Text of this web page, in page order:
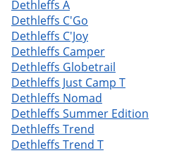
Dethleffs A
Dethleffs C'Go
Dethleffs C'Joy
Dethleffs Camper
Dethleffs Globetrail
Dethleffs Just Camp T
Dethleffs Nomad
Dethleffs Summer Edition
Dethleffs Trend
Dethleffs Trend T